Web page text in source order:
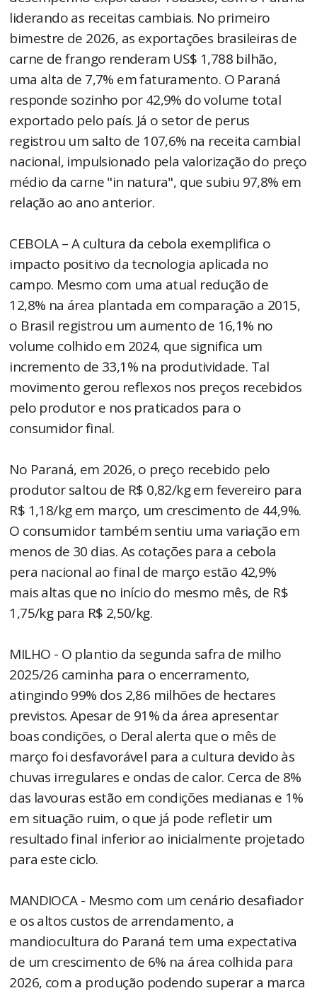
liderando as receitas cambiais. No primeiro
bimestre de 2026, as exportações brasileiras de
carne de frango renderam US$ 1,788 bilhão,
uma alta de 7,7% em faturamento. O Paraná
responde sozinho por 42,9% do volume total
exportado pelo país. Já o setor de perus
registrou um salto de 107,6% na receita cambial
nacional, impulsionado pela valorização do preço
médio da carne "in natura", que subiu 97,8% em
relação ao ano anterior.
CEBOLA – A cultura da cebola exemplifica o
impacto positivo da tecnologia aplicada no
campo. Mesmo com uma atual redução de
12,8% na área plantada em comparação a 2015,
o Brasil registrou um aumento de 16,1% no
volume colhido em 2024, que significa um
incremento de 33,1% na produtividade. Tal
movimento gerou reflexos nos preços recebidos
pelo produtor e nos praticados para o
consumidor final.
No Paraná, em 2026, o preço recebido pelo
produtor saltou de R$ 0,82/kg em fevereiro para
R$ 1,18/kg em março, um crescimento de 44,9%.
O consumidor também sentiu uma variação em
menos de 30 dias. As cotações para a cebola
pera nacional ao final de março estão 42,9%
mais altas que no início do mesmo mês, de R$
1,75/kg para R$ 2,50/kg.
MILHO - O plantio da segunda safra de milho
2025/26 caminha para o encerramento,
atingindo 99% dos 2,86 milhões de hectares
previstos. Apesar de 91% da área apresentar
boas condições, o Deral alerta que o mês de
março foi desfavorável para a cultura devido às
chuvas irregulares e ondas de calor. Cerca de 8%
das lavouras estão em condições medianas e 1%
em situação ruim, o que já pode refletir um
resultado final inferior ao inicialmente projetado
para este ciclo.
MANDIOCA - Mesmo com um cenário desafiador
e os altos custos de arrendamento, a
mandiocultura do Paraná tem uma expectativa
de um crescimento de 6% na área colhida para
2026, com a produção podendo superar a marca